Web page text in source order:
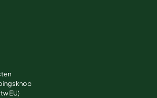
EU)